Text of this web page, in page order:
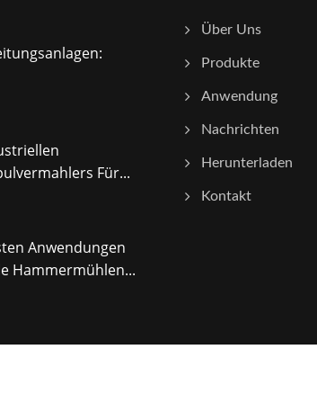
Für...
Anwendungen
Hammermühlen...
Über Uns
Produkte
Anwendung
Nachrichten
Herunterladen
Kontakt